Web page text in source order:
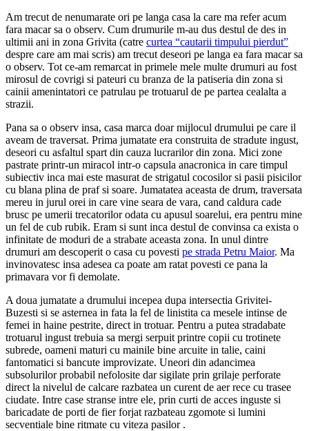
Am trecut de nenumarate ori pe langa casa la care ma refer acum
fara macar sa o observ. Cum drumurile m-au dus destul de des in
ultimii ani in zona Grivita (catre curtea “cautarii timpului pierdut”
despre care am mai scris) am trecut deseori pe langa ea fara macar sa
o observ. Tot ce-am remarcat in primele mele multe drumuri au fost
mirosul de covrigi si pateuri cu branza de la patiseria din zona si
cainii amenintatori ce patrulau pe trotuarul de pe partea cealalta a
strazii.
Pana sa o observ insa, casa marca doar mijlocul drumului pe care il
aveam de traversat. Prima jumatate era construita de stradute ingust,
deseori cu asfaltul spart din cauza lucrarilor din zona. Mici zone
pastrate printr-un miracol intr-o capsula anacronica in care timpul
subiectiv inca mai este masurat de strigatul cocosilor si pasii pisicilor
cu blana plina de praf si soare. Jumatatea aceasta de drum, traversata
mereu in jurul orei in care vine seara de vara, cand caldura cade
brusc pe umerii trecatorilor odata cu apusul soarelui, era pentru mine
un fel de cub rubik. Eram si sunt inca destul de convinsa ca exista o
infinitate de moduri de a strabate aceasta zona. In unul dintre
drumuri am descoperit o casa cu povesti pe strada Petru Maior. Ma
invinovatesc insa adesea ca poate am ratat povesti ce pana la
primavara vor fi demolate.
A doua jumatate a drumului incepea dupa intersectia Grivitei-
Buzesti si se asternea in fata la fel de linistita ca mesele intinse de
femei in haine pestrite, direct in trotuar. Pentru a putea stradabate
trotuarul ingust trebuia sa mergi serpuit printre copii cu trotinete
subrede, oameni maturi cu mainile bine arcuite in talie, caini
fantomatici si bancute improvizate. Uneori din adancimea
subsolurilor probabil nefolosite dar sigilate prin grilaje perforate
direct la nivelul de calcare razbatea un curent de aer rece cu trasee
ciudate. Intre case stranse intre ele, prin curti de acces inguste si
baricadate de porti de fier forjat razbateau zgomote si lumini
secventiale bine ritmate cu viteza pasilor .